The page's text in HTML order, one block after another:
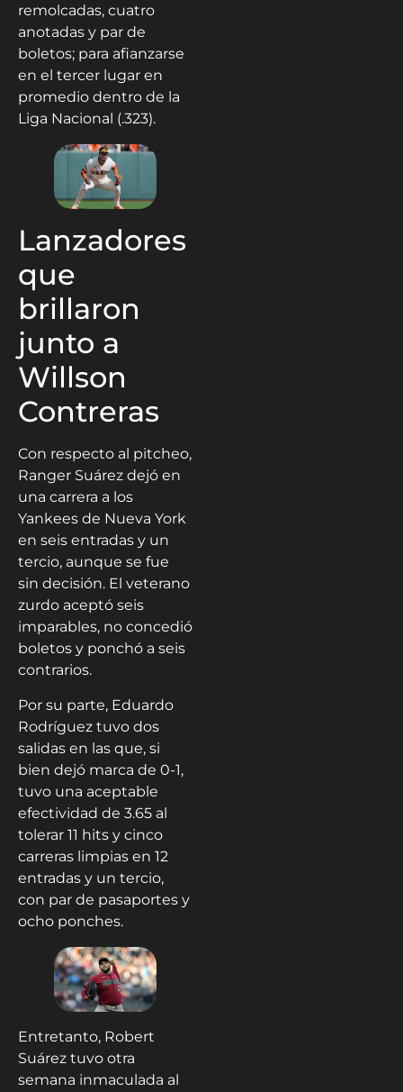
remolcadas, cuatro
anotadas y par de
boletos; para afianzarse
en el tercer lugar en
promedio dentro de la
Liga Nacional (.323).
Lanzadores
que
brillaron
junto a
Willson
Contreras
Con respecto al pitcheo,
Ranger Suárez dejó en
una carrera a los
Yankees de Nueva York
en seis entradas y un
tercio, aunque se fue
sin decisión. El veterano
zurdo aceptó seis
imparables, no concedió
boletos y ponchó a seis
contrarios.
Por su parte, Eduardo
Rodríguez tuvo dos
salidas en las que, si
bien dejó marca de 0-1,
tuvo una aceptable
efectividad de 3.65 al
tolerar 11 hits y cinco
carreras limpias en 12
entradas y un tercio,
con par de pasaportes y
ocho ponches.
Entretanto, Robert
Suárez tuvo otra
semana inmaculada al